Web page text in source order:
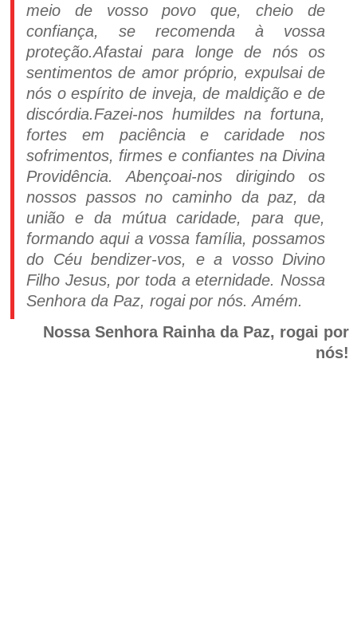
meio de vosso povo que, cheio de
confiança, se recomenda à vossa
proteção.Afastai para longe de nós os
sentimentos de amor próprio, expulsai de
nós o espírito de inveja, de maldição e de
discórdia.Fazei-nos humildes na fortuna,
fortes em paciência e caridade nos
sofrimentos, firmes e confiantes na Divina
Providência. Abençoai-nos dirigindo os
nossos passos no caminho da paz, da
união e da mútua caridade, para que,
formando aqui a vossa família, possamos
do Céu bendizer-vos, e a vosso Divino
Filho Jesus, por toda a eternidade. Nossa
Senhora da Paz, rogai por nós. Amém.
Nossa Senhora Rainha da Paz, rogai por
nós!